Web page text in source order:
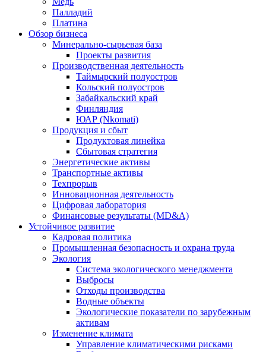
Палладий
Платина
Обзор бизнеса
Минерально-сырьевая база
Проекты развития
Производственная деятельность
Таймырский полуостров
Кольский полуостров
Забайкальский край
Финляндия
ЮАР (Nkomati)
Продукция и сбыт
Продуктовая линейка
Сбытовая стратегия
Энергетические активы
Транспортные активы
Техпрорыв
Инновационная деятельность
Цифровая лаборатория
Финансовые результаты (MD&A)
Устойчивое развитие
Кадровая политика
Промышленная безопасность и охрана труда
Экология
Система экологического менеджмента
Выбросы
Отходы производства
Водные объекты
Экологические показатели по зарубежным
активам
Изменение климата
Управление климатическими рисками